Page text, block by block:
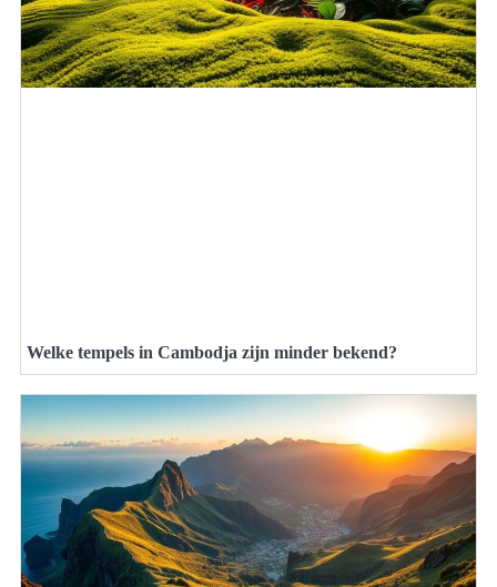
Welke tempels in Cambodja zijn minder bekend?